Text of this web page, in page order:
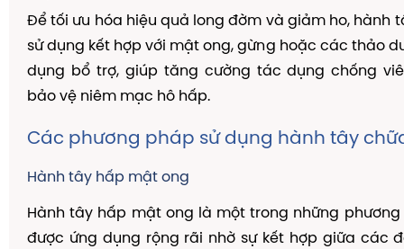
Để tối ưu hóa hiệu quả long đờm và giảm ho, hành
sử dụng kết hợp với mật ong, gừng hoặc các thảo
dụng bổ trợ, giúp tăng cường tác dụng chống
bảo vệ niêm mạc hô hấp.
Các phương pháp sử dụng hành tây
Hành tây hấp mật ong
Hành tây hấp mật ong là một trong những
được ứng dụng rộng rãi nhờ sự kết hợp giữa các